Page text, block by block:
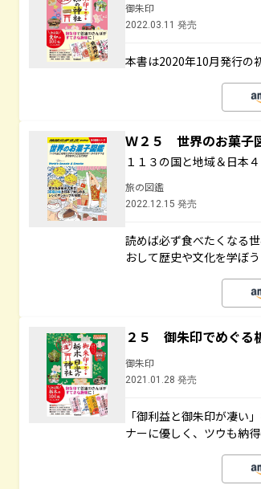
御朱印
2022.03.11 発売
本書は2020年10月発行の
Ｗ２５ 世界のお菓子
１１３の国と地域＆日本
旅の図鑑
2022.12.15 発売
読めば必ず食べたくなる
おして歴史や文化を学ぼう
２５ 御朱印でめぐ
御朱印
2021.01.28 発売
「御利益と御朱印が凄い
ナーに優しく、ツウも納